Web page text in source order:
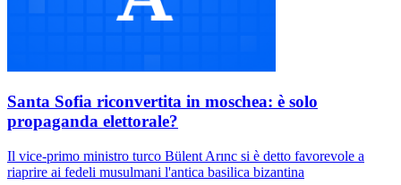
Santa Sofia riconvertita in moschea: è solo
propaganda elettorale?
Il vice-primo ministro turco Bülent Arınc si è detto favorevole a
riaprire ai fedeli musulmani l'antica basilica bizantina